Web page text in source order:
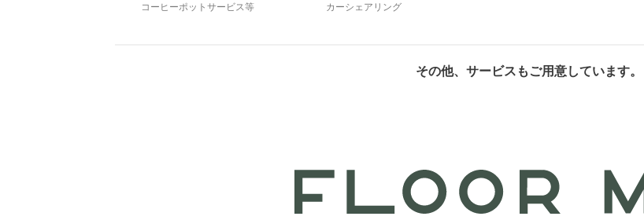
コーヒーポットサービス等 カーシェアリング
その他、サービスもご用意しています。